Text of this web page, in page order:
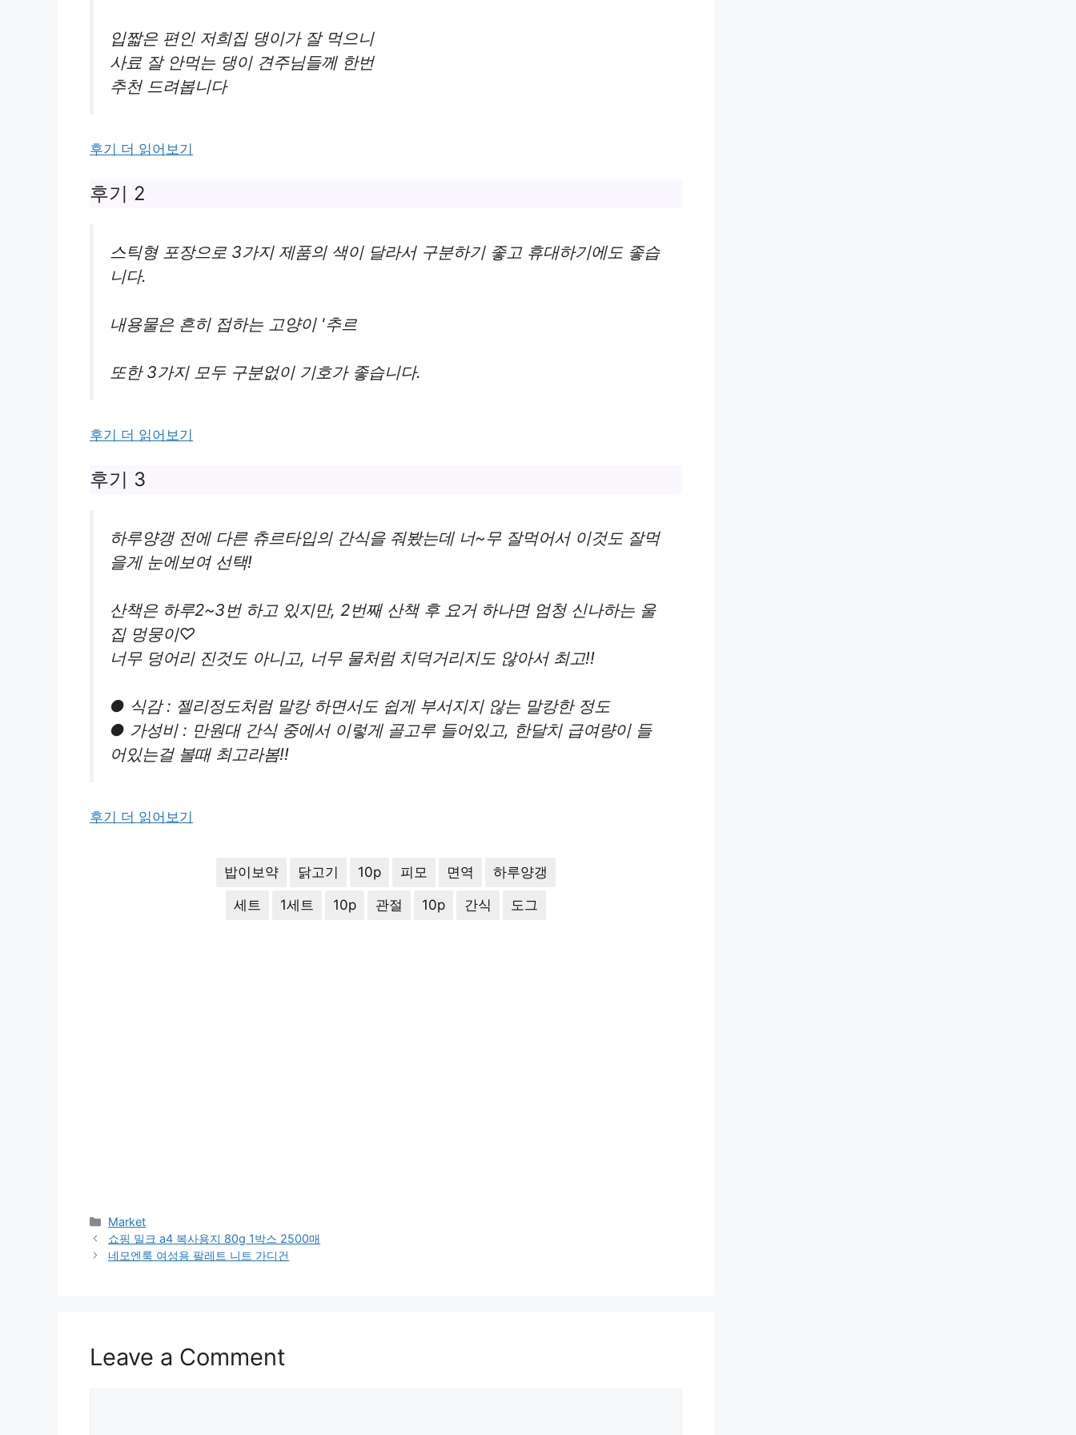
입짧은 편인 저희집 댕이가 잘 먹으니
사료 잘 안먹는 댕이 견주님들께 한번
추천 드려봅니다
후기 더 읽어보기
후기 2
스틱형 포장으로 3가지 제품의 색이 달라서 구분하기 좋고 휴대하기에도 좋습
니다.
내용물은 흔히 접하는 고양이 '추르
또한 3가지 모두 구분없이 기호가 좋습니다.
후기 더 읽어보기
후기 3
하루양갱 전에 다른 츄르타입의 간식을 줘봤는데 너~무 잘먹어서 이것도 잘먹
을게 눈에보여 선택!
산책은 하루2~3번 하고 있지만, 2번째 산책 후 요거 하나면 엄청 신나하는 울
집 멍뭉이♡
너무 덩어리 진것도 아니고, 너무 물처럼 치덕거리지도 않아서 최고!!
● 식감 : 젤리정도처럼 말캉 하면서도 쉽게 부서지지 않는 말캉한 정도
● 가성비 : 만원대 간식 중에서 이렇게 골고루 들어있고, 한달치 급여량이 들
어있는걸 볼때 최고라봄!!
후기 더 읽어보기
밥이보약 닭고기 10p 피모 면역 하루양갱
세트 1세트 10p 관절 10p 간식 도그
Categories
Market
쇼핑 밀크 a4 복사용지 80g 1박스 2500매
네모엔룩 여성용 팔레트 니트 가디건
Leave a Comment